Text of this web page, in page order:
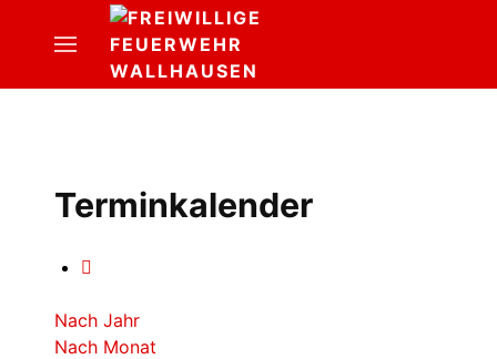
Terminkalender
Nach Jahr
Nach Monat